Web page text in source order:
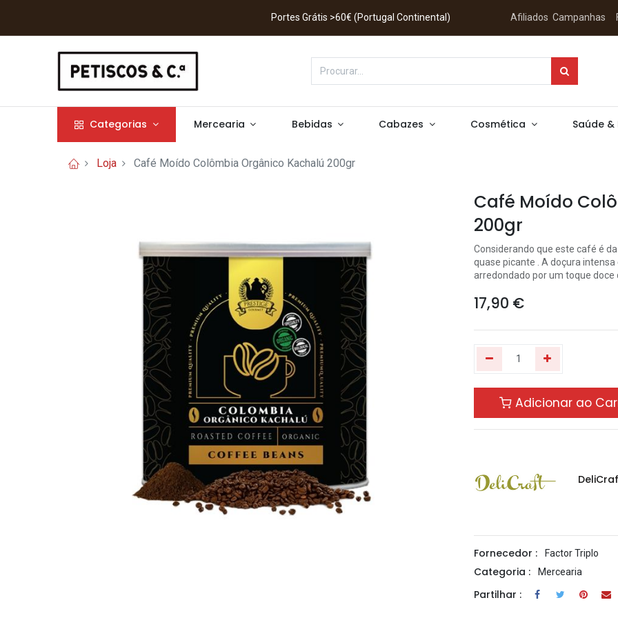
Portes Grátis >60€ (Portugal Continental) Afiliados Campanhas
Categorias Mercearia Bebidas Cabazes Cosmética Saúde
Loja Café Moído Colômbia Orgânico Kachalú 200gr
Café Moído
200gr
Considerando que este café é
quase picante . A doçura
arredondado por um toque doce
17,90 €
Adicionar ao
Fornecedor : Factor Triplo
Categoria : Mercearia
Partilhar :